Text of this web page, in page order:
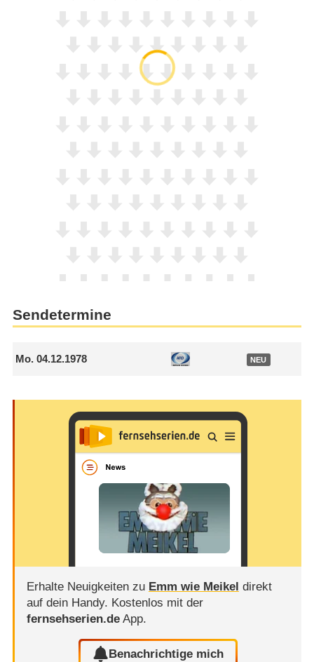
Sendetermine
Mo.04.12.1978 NEU
Erhalte Neuigkeiten zu Emm wie Meikel direkt
auf dein Handy. Kostenlos mit der
fernsehserien.deApp.
Benachrichtige mich